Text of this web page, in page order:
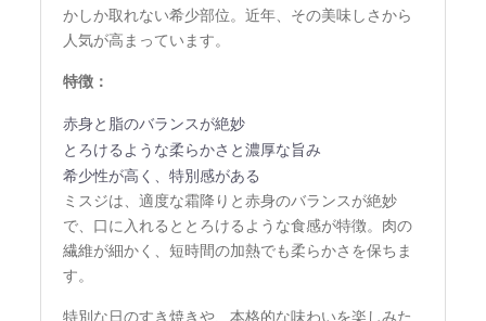
かしか取れない希少部位。近年、その美味しさから
人気が高まっています。
特徴：
赤身と脂のバランスが絶妙
とろけるような柔らかさと濃厚な旨み
希少性が高く、特別感がある
ミスジは、適度な霜降りと赤身のバランスが絶妙
で、口に入れるととろけるような食感が特徴。肉の
繊維が細かく、短時間の加熱でも柔らかさを保ちま
す。
特別な日のすき焼きや、本格的な味わいを楽しみた